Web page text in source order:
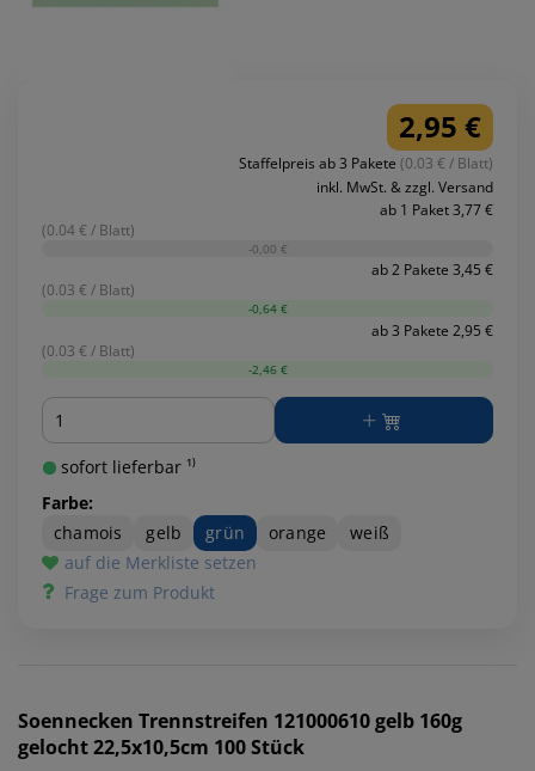
2,95 €
Staffelpreis ab 3 Pakete (0.03 € / Blatt)
inkl. MwSt. & zzgl. Versand
ab 1 Paket 3,77 €
(0.04 € / Blatt)
-0,00 €
ab 2 Pakete 3,45 €
(0.03 € / Blatt)
-0,64 €
ab 3 Pakete 2,95 €
(0.03 € / Blatt)
-2,46 €
Menge
sofort lieferbar ¹⁾
Farbe:
chamois
gelb grün orange
weiß
auf die Merkliste setzen
Frage zum Produkt
Soennecken Trennstreifen 121000610 gelb 160g
gelocht 22,5x10,5cm 100 Stück